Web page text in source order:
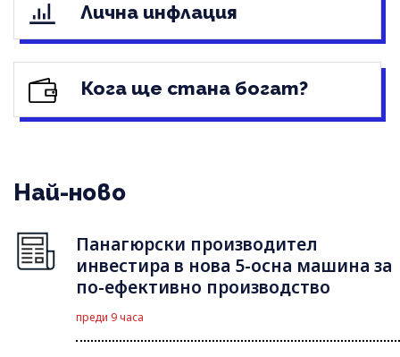
Лична инфлация
Кога ще стана богат?
Най-ново
Панагюрски производител
инвестира в нова 5-осна машина за
по-ефективно производство
преди 9 часа